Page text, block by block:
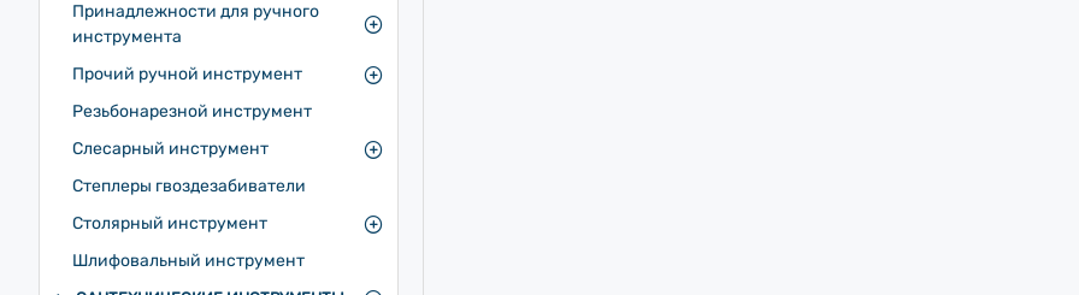
Принадлежности для ручного
инструмента
Прочий ручной инструмент
Резьбонарезной инструмент
Слесарный инструмент
Степлеры гвоздезабиватели
Столярный инструмент
Шлифовальный инструмент